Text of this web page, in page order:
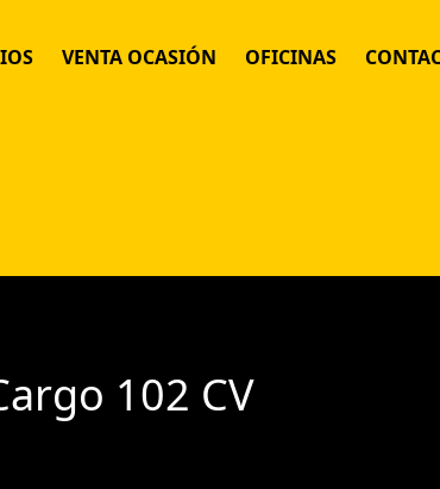
VENTA OCASIÓN OFICINAS
102 CV